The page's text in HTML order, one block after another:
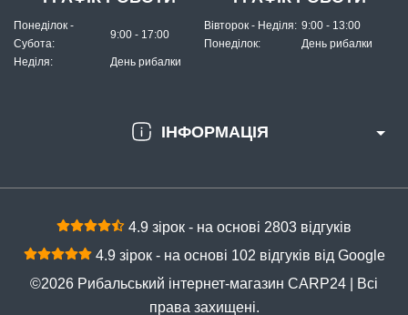
ІНФОРМАЦІЯ
Понеділок -
Субота:
9:00 - 17:00
Неділя: День рибалки
Вівторок - Неділя: 9:00 - 13:00
Понеділок:
День рибалки
4.9 зірок - на основі 2803 відгуків
4.9 зірок - на основі 102 відгуків від Google
©2026 Рибальський інтернет-магазин CARP24 | Всі
права захищені.